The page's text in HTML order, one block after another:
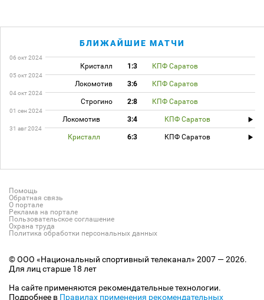
БЛИЖАЙШИЕ МАТЧИ
06 окт 2024
Кристалл 1:3 КПФ Саратов
05 окт 2024
Локомотив 3:6 КПФ Саратов
04 окт 2024
Строгино 2:8 КПФ Саратов
01 сен 2024
Локомотив 3:4 КПФ Саратов
31 авг 2024
Кристалл 6:3 КПФ Саратов
Помощь
Обратная связь
О портале
Реклама на портале
Пользовательское соглашение
Охрана труда
Политика обработки персональных данных
© ООО «Национальный спортивный телеканал» 2007 — 2026.
Для лиц старше 18 лет
На сайте применяются рекомендательные технологии.
Подробнее в Правилах применения рекомендательных